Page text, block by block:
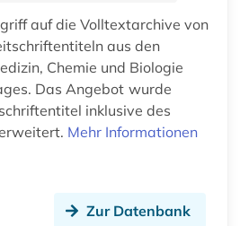
chemische ozeanographie (1)
chemische reaktion (1)
chemische verbindungen (1)
computerwissenschaft (1)
auf die Volltextarchive von
aus den
Chemie und Biologie
Das Angebot wurde
inklusive des
Mehr Informationen
Zur Datenbank